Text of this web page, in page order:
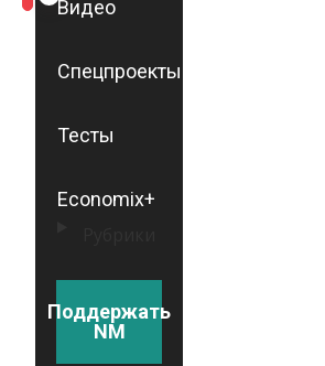
Видео
Спецпроекты
Тесты
Economix+
Поддержать
NM